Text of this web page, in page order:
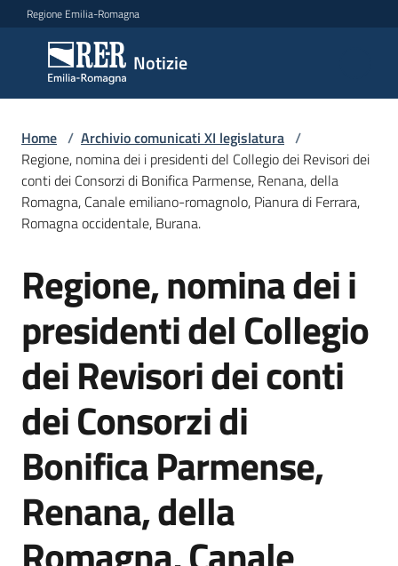
Vai al contenuto
Vai alla navigazione
Vai al footer
Regione Emilia-Romagna
Notizie
Notizie
Comunicati
stampa
Cerca
un
Risorse
Agenzia
di
informazione
e
comunicazione
Home / Archivio comunicati XI legislatura /
Regione, nomina dei i presidenti del Collegio dei Revisori dei
conti dei Consorzi di Bonifica Parmense, Renana, della
Romagna, Canale emiliano-romagnolo, Pianura di Ferrara,
Romagna occidentale, Burana.
Salta al contenuto
Regione, nomina dei i
presidenti del Collegio
dei Revisori dei conti
dei Consorzi di
Bonifica Parmense,
Renana, della